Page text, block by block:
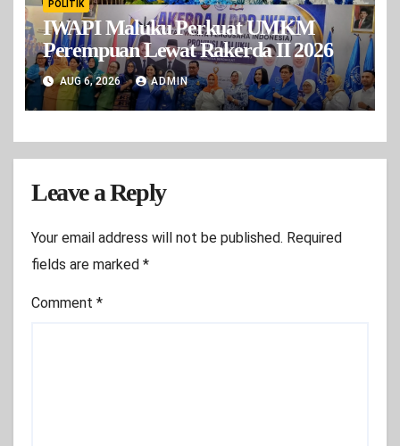
POLITIK
IWAPI Maluku Perkuat UMKM
Perempuan Lewat Rakerda II 2026
AUG 6, 2026 ADMIN
Leave a Reply
Your email address will not be published. Required
fields are marked *
Comment *